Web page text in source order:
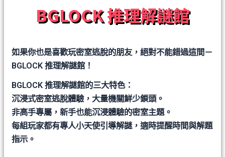
BGLOCK 推理解謎館
如果你也是喜歡玩密室逃脫的朋友，絕對不能錯過這間－
BGLOCK 推理解謎館！
BGLOCK 推理解謎館的三大特色：
沉浸式密室逃脫體驗，大量機關鮮少鎖頭。
非高手專屬，新手也能沉浸體驗的密室主題。
每組玩家都有專人小天使引導解謎，適時提醒時間與解題
指示。